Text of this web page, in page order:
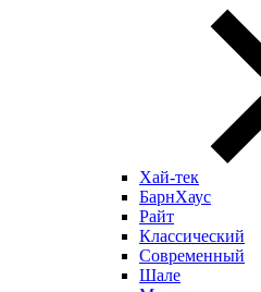
Хай-тек
БарнХаус
Райт
Классический
Современный
Шале